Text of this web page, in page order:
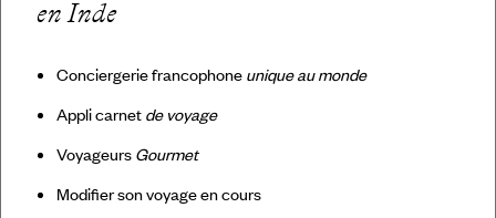
en Inde
Conciergerie francophone unique au monde
Appli carnet de voyage
Voyageurs Gourmet
Modifier son voyage en cours